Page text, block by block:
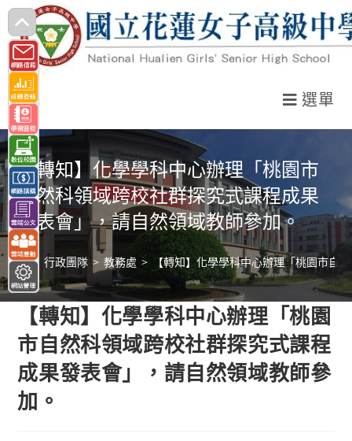
跳
轉
至
主
要
內
容
選單
【轉知】化學學科中心辦理「桃園市
自然科領域跨校社群探究式課程成果
發表會」，請自然領域教師參加。
> 行政團隊 > 教務處 > 【轉知】化學學科中心辦理「桃園市自
【轉知】化學學科中心辦理「桃園
市自然科領域跨校社群探究式課程
成果發表會」，請自然領域教師參
加。